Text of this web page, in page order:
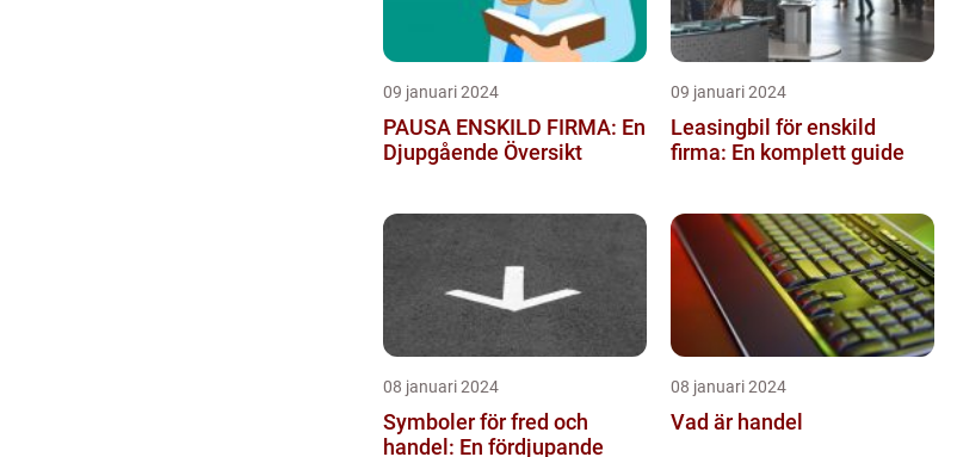
09 januari 2024
PAUSA ENSKILD FIRMA: En
Djupgående Översikt
09 januari 2024
Leasingbil för enskild
firma: En komplett guide
08 januari 2024
Symboler för fred och
handel: En fördjupande
08 januari 2024
Vad är handel